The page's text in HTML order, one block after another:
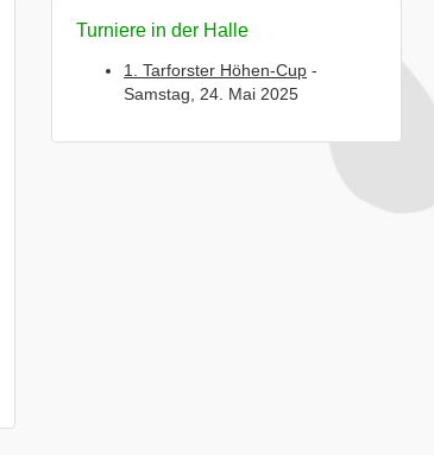
Turniere in der Halle
1. Tarforster Höhen-Cup-
Samstag, 24. Mai 2025